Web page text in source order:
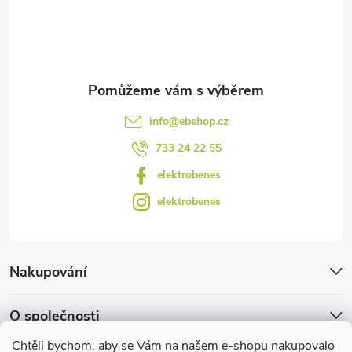
Chtěli bychom, aby se Vám na našem e-shopu nakupovalo
u
Nakupování
O společnosti
info@ebshop.cz
733 24 22 55
elektrobenes
elektrobenes